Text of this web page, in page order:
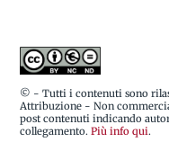
© - Tutti i contenuti sono
Attribuzione - Non
post contenuti indicando
collegamento.Più info qui.